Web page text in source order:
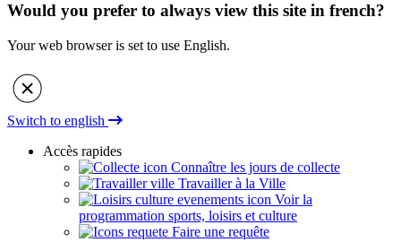
Would you prefer to always view this site in french?
Your web browser is set to use English.
Switch to english
Accès rapides
Connaître les jours de collecte
Travailler à la Ville
Voir la
programmation sports, loisirs et culture
Faire une requête